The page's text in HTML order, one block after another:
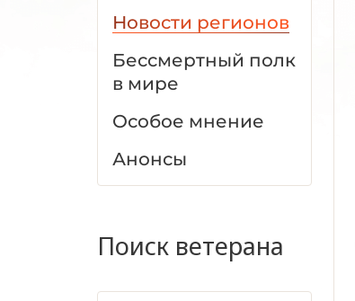
Новости регионов
Бессмертный полк
в мире
Особое мнение
Анонсы
Поиск ветерана